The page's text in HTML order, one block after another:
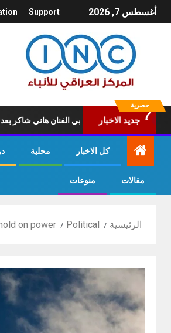
أغسطس 7, 2026 Support
حصرية
جديد الاخبار
امير الغناء العربي الفنان هاني شاكر بعد صراع
كل الاخبار محلية
مقالات منوعات
الرئيسية Political
on power.